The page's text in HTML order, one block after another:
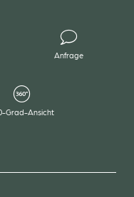
Anfrage
Grad-Ansicht